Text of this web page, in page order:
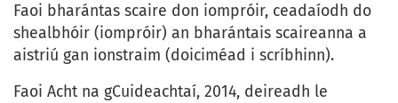
Faoi bharántas scaire don iompróir, ceadaíodh do
shealbhóir (iompróir) an bharántais scaireanna a
aistriú gan ionstraim (doiciméad i scríbhinn).
Faoi Acht na gCuideachtaí, 2014, deireadh le